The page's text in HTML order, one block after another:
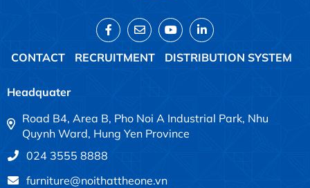
CONTACT RECRUITMENT DISTRIBUTION SYSTEM
Headquater
Road B4, Area B, Pho Noi A Industrial Park, Nhu
Quynh Ward, Hung Yen Province
024 3555 8888
furniture@noithattheone.vn